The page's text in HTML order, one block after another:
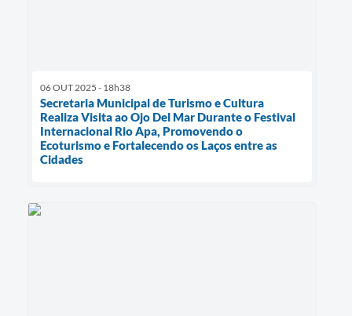
06 OUT 2025 - 18h38
Secretaria Municipal de Turismo e Cultura
Realiza Visita ao Ojo Del Mar Durante o Festival
Internacional Rio Apa, Promovendo o
Ecoturismo e Fortalecendo os Laços entre as
Cidades